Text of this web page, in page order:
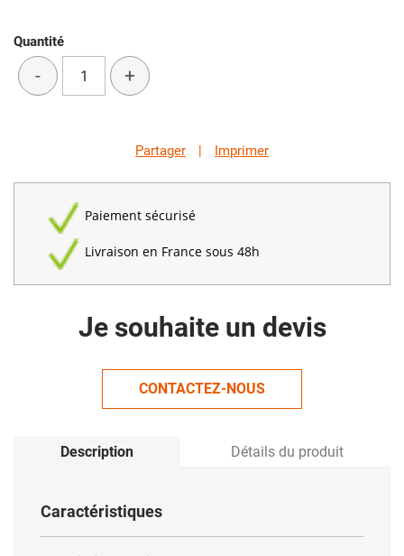
Quantité
- +
Partager | Imprimer
Paiement sécurisé
Livraison en France sous 48h
Je souhaite un devis
CONTACTEZ-NOUS
Description Détails du produit
Caractéristiques